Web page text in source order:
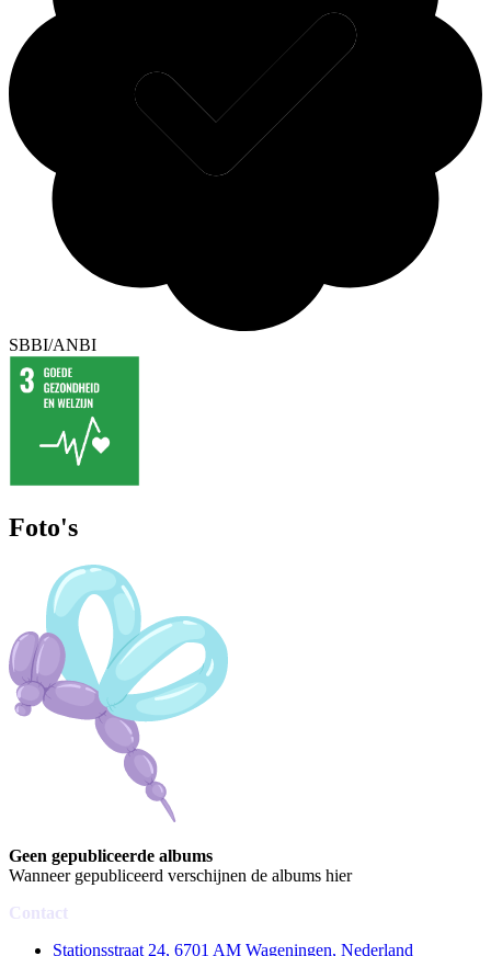
SBBI/ANBI
Foto's
Geen gepubliceerde albums
Wanneer gepubliceerd verschijnen de albums hier
Contact
Stationsstraat 24, 6701 AM Wageningen, Nederland